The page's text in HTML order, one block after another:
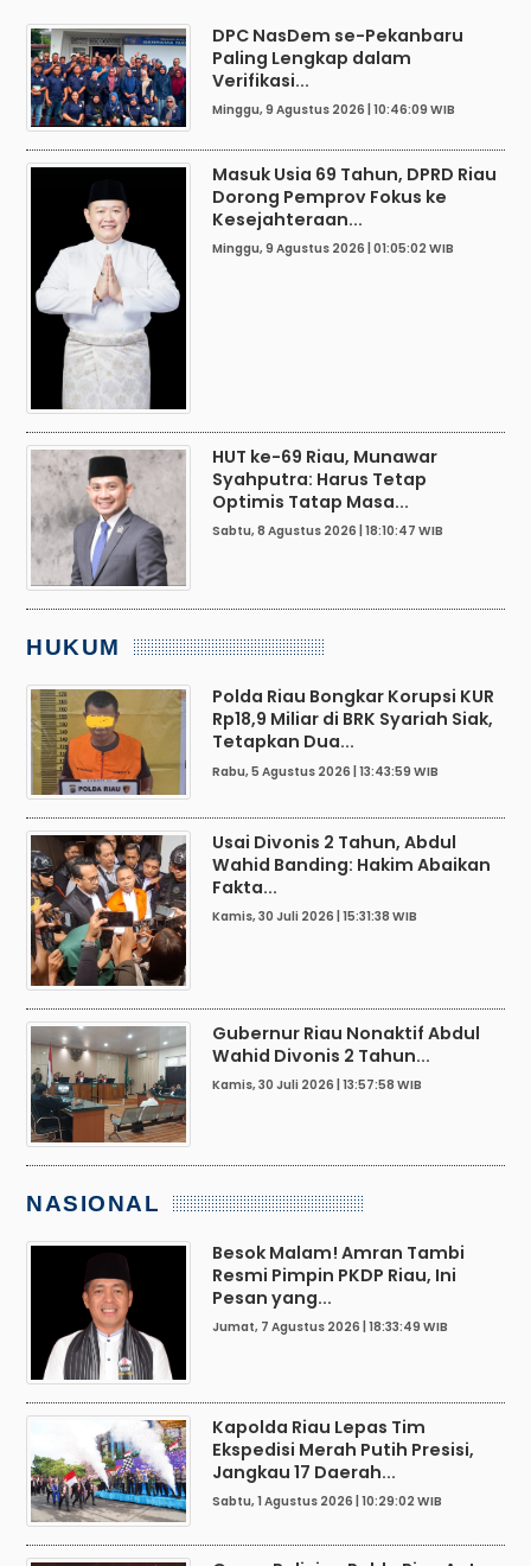
DPC NasDem se-Pekanbaru
Paling Lengkap dalam
Verifikasi...
Minggu, 9 Agustus 2026 | 10:46:09 WIB
Masuk Usia 69 Tahun, DPRD Riau
Dorong Pemprov Fokus ke
Kesejahteraan...
Minggu, 9 Agustus 2026 | 01:05:02 WIB
HUT ke-69 Riau, Munawar
Syahputra: Harus Tetap
Optimis Tatap Masa...
Sabtu, 8 Agustus 2026 | 18:10:47 WIB
HUKUM
Polda Riau Bongkar Korupsi KUR
Rp18,9 Miliar di BRK Syariah Siak,
Tetapkan Dua...
Rabu, 5 Agustus 2026 | 13:43:59 WIB
Usai Divonis 2 Tahun, Abdul
Wahid Banding: Hakim Abaikan
Fakta...
Kamis, 30 Juli 2026 | 15:31:38 WIB
Gubernur Riau Nonaktif Abdul
Wahid Divonis 2 Tahun...
Kamis, 30 Juli 2026 | 13:57:58 WIB
NASIONAL
Besok Malam! Amran Tambi
Resmi Pimpin PKDP Riau, Ini
Pesan yang...
Jumat, 7 Agustus 2026 | 18:33:49 WIB
Kapolda Riau Lepas Tim
Ekspedisi Merah Putih Presisi,
Jangkau 17 Daerah...
Sabtu, 1 Agustus 2026 | 10:29:02 WIB